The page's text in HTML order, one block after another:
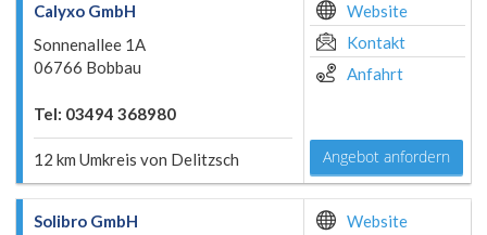
Calyxo GmbH
Sonnenallee 1A
06766 Bobbau
Tel: 03494 368980
12 km Umkreis von Delitzsch
Website
Kontakt
Anfahrt
Angebot anfordern
Solibro GmbH
Website